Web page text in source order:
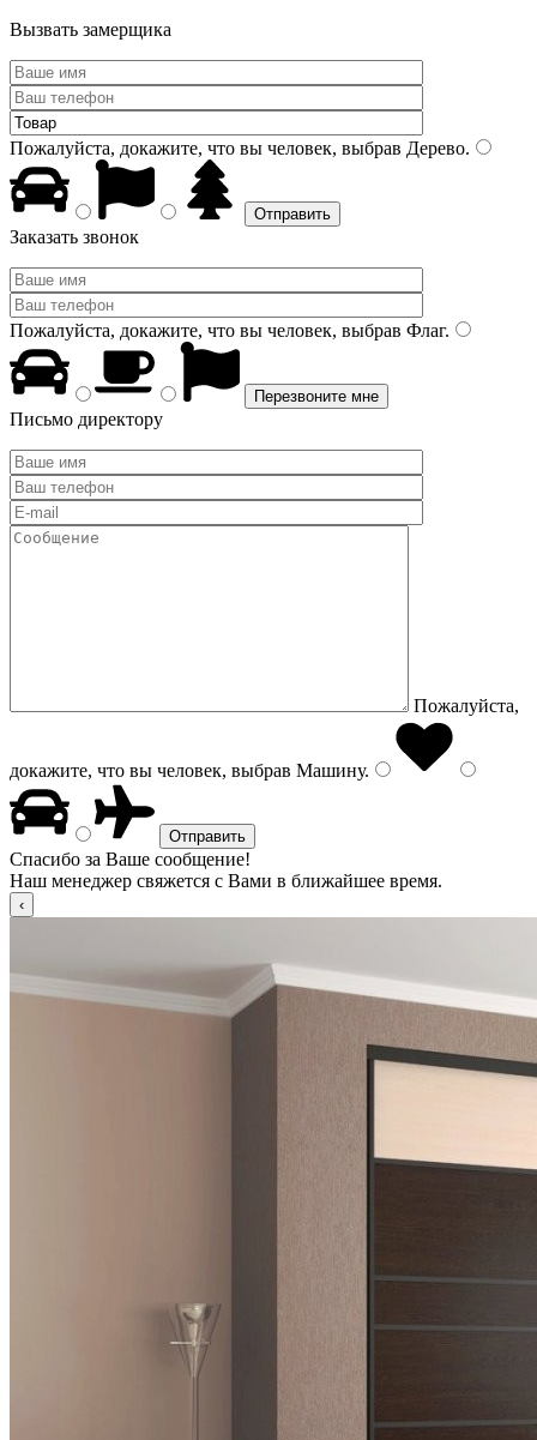
Вызвать замерщика
Пожалуйста, докажите, что вы человек, выбрав Дерево.
Заказать звонок
Пожалуйста, докажите, что вы человек, выбрав Флаг.
Письмо директору
Пожалуйста,
докажите, что вы человек, выбрав Машину.
Спасибо за Ваше сообщение!
Наш менеджер свяжется с Вами в ближайшее время.